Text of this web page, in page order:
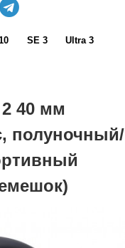
SE 3 Ultra 3
40 мм
полуночный/